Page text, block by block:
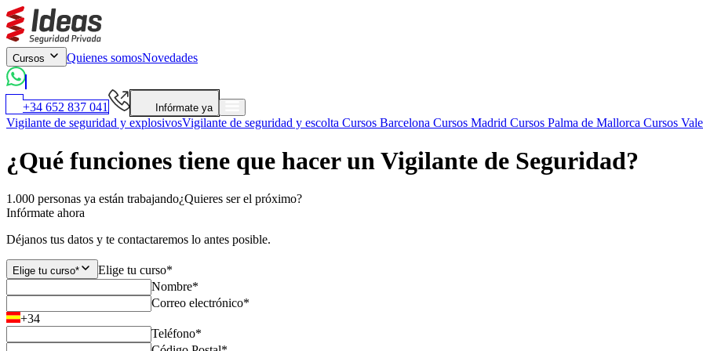
Cursos Quienes somosNovedades
+34 652 837 041 Infórmate ya
Vigilante de seguridad y explosivosVigilante de seguridad y escolta Cursos Barcelona Cursos Madrid Cursos Palma de Mallorca Cursos
¿Qué funciones tiene que hacer un Vigilante de Seguridad?
1.000 personas ya están trabajando¿Quieres ser el próximo?
Infórmate ahora
Déjanos tus datos y te contactaremos lo antes posible.
Elige tu curso*
Elige tu curso*
Nombre*
Correo electrónico*
+34
Teléfono*